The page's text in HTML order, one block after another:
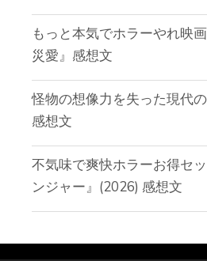
もっと本気でホラーやれ映
災愛』感想文
怪物の想像力を失った現代
感想文
不気味で爽快ホラーお得セ
ンジャー』(2026) 感想文